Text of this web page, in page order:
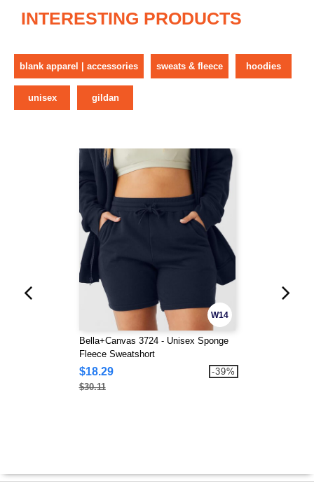
INTERESTING PRODUCTS
blank apparel | accessories sweats & fleece hoodies
unisex gildan
W14
Bella+Canvas 3724 - Unisex Sponge
Fleece Sweatshort
$18.29
$30.11
-39%